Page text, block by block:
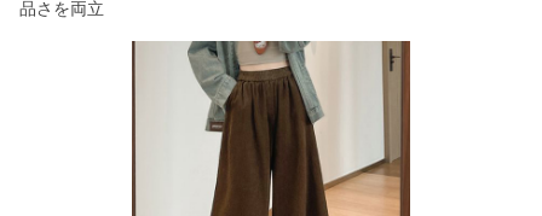
品さを両立